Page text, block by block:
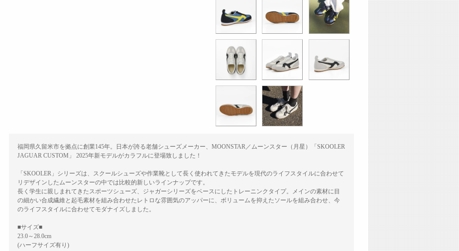
福岡県久留米市を拠点に創業145年。日本が誇る老舗シューズメーカー、MOONSTAR／ムーンスター（月星）「SKOOLER
JAGUAR CUSTOM」 2025年新モデルがカラフルに登場致しました！
「SKOOLER」シリーズは、スクールシューズや作業靴として長く使われてきたモデルを現代のライフスタイルに合わせて
リデザインしたムーンスターの中では比較的新しいラインナップです。
長く学生に親しまれてきたスポーツシューズ、ジャガーシリーズをベースにしたトレーニンクタイプ。メインの素材に目
の細かい合成繊維と起毛素材を組み合わせたレトロな雰囲気のアッパーに、ボリュームを抑えたソールを組み合わせ、今
のライフスタイルに合わせてモダナイズしました。
■サイズ■
23.0～28.0cm
(ハーフサイズ有り)